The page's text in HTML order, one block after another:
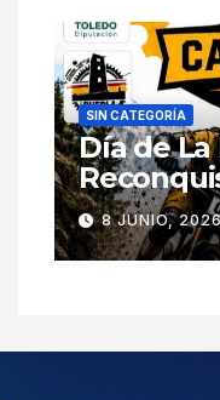
SIN CATEGORÍA
Día de La
8 JUNIO,